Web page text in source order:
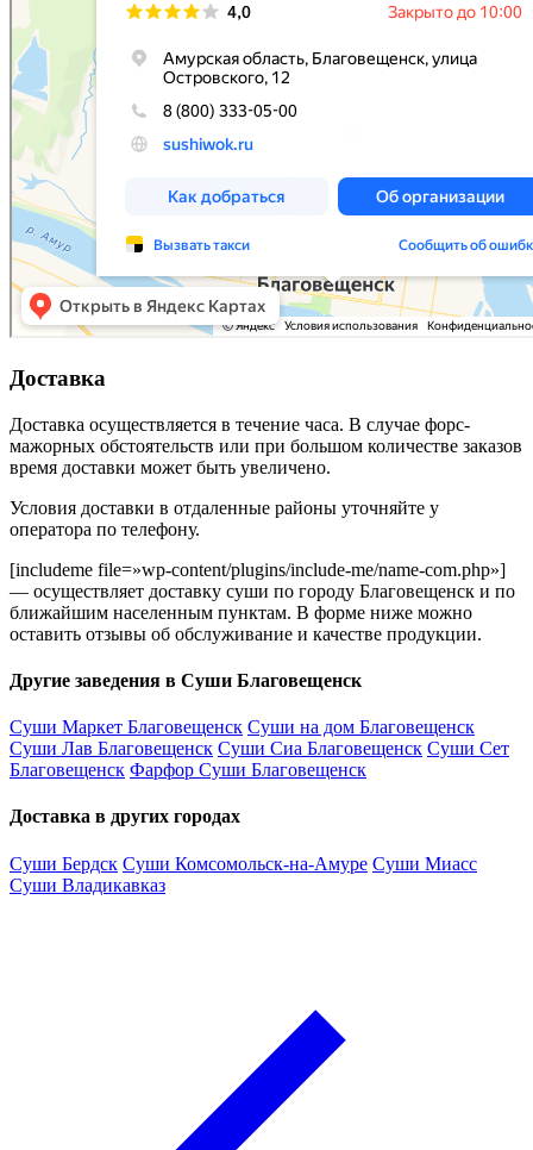
Доставка
Доставка осуществляется в течение часа. В случае форс-
мажорных обстоятельств или при большом количестве заказов
время доставки может быть увеличено.
Условия доставки в отдаленные районы уточняйте у
оператора по телефону.
[includeme file=»wp-content/plugins/include-me/name-com.php»]
— осуществляет доставку суши по городу Благовещенск и по
ближайшим населенным пунктам. В форме ниже можно
оставить отзывы об обслуживание и качестве продукции.
Другие заведения в Суши Благовещенск
Суши Маркет Благовещенск Суши на дом Благовещенск
Суши Лав Благовещенск Суши Сиа Благовещенск Суши Сет
Благовещенск Фарфор Суши Благовещенск
Доставка в других городах
Суши Бердск Суши Комсомольск-на-Амуре Суши Миасс
Суши Владикавказ